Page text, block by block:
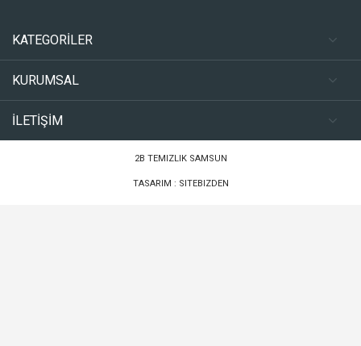
KATEGORİLER
KURUMSAL
İLETİŞİM
2B TEMIZLIK SAMSUN
TASARIM : SITEBIZDEN